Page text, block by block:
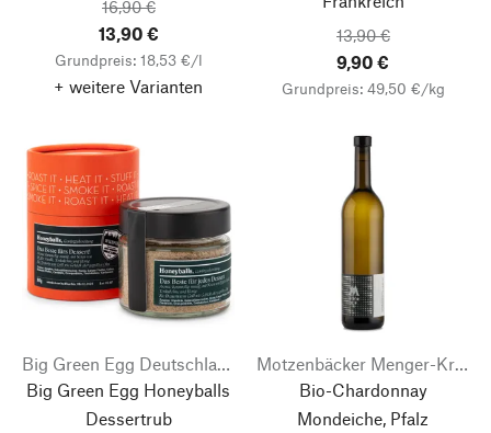
16,90 €
13,90 €
Grundpreis: 18,53 €/l
+ weitere Varianten
13,90 €
9,90 €
Grundpreis: 49,50 €/kg
Big Green Egg Deutschland
Big Green Egg Honeyballs
Dessertrub
Motzenbäcker Menger-Krug
Bio-Chardonnay
Mondeiche, Pfalz